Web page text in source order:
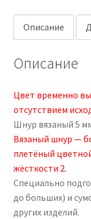
Описание
Описание
Цвет временно
отсутствием
Шнур вязаный 5
Вязаный шнур —
плетёный
жёсткости 2.
Специально
до больших) и
других изделий.